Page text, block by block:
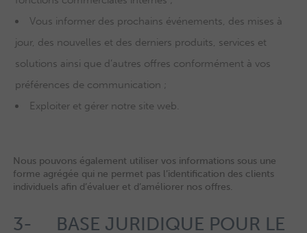
Vous informer des prochains événements, des mises à
jour, des nouvelles et des derniers produits, services et
solutions ainsi que d’autres offres conformément à vos
préférences de communication ;
Exploiter et gérer notre site web.
Nous pouvons également utiliser vos informations sous une
forme agrégée qui ne permet pas l’identification des clients
individuels afin d’évaluer et d’améliorer nos offres.
3- BASE JURIDIQUE POUR LE